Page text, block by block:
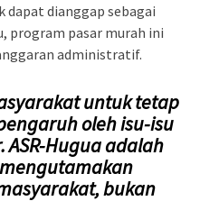
dianggap sebagai
program pasar murah ini
administratif.
untuk tetap
oleh isu-isu
Hugua adalah
bukan